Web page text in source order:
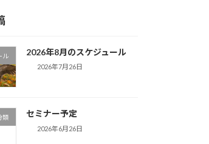
ル 2026年8月のスケジュール
2026年7月26日
類 セミナー予定
2026年6月26日